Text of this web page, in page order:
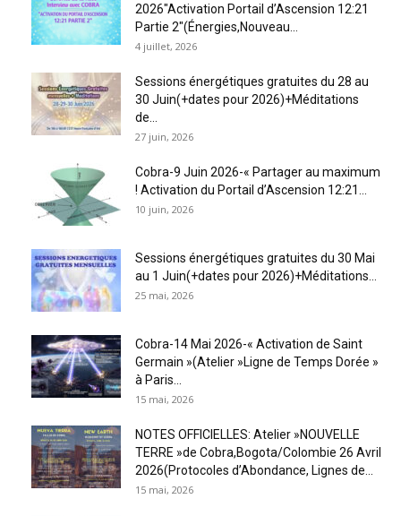
2026″Activation Portail d’Ascension 12:21
Partie 2″(Énergies,Nouveau...
4 juillet, 2026
Sessions énergétiques gratuites du 28 au
30 Juin(+dates pour 2026)+Méditations
de...
27 juin, 2026
Cobra-9 Juin 2026-« Partager au maximum
! Activation du Portail d’Ascension 12:21...
10 juin, 2026
Sessions énergétiques gratuites du 30 Mai
au 1 Juin(+dates pour 2026)+Méditations...
25 mai, 2026
Cobra-14 Mai 2026-« Activation de Saint
Germain »(Atelier »Ligne de Temps Dorée »
à Paris...
15 mai, 2026
NOTES OFFICIELLES: Atelier »NOUVELLE
TERRE »de Cobra,Bogota/Colombie 26 Avril
2026(Protocoles d’Abondance, Lignes de...
15 mai, 2026